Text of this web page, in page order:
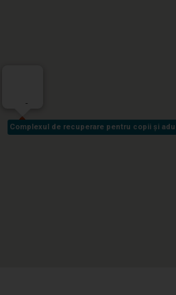
Complexul de recuperare pentru copii și
Complexul de recuperare pentru copii și
-